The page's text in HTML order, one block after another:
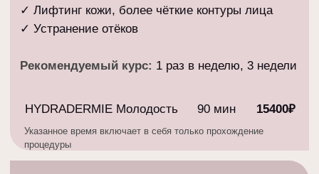
+7
Я даю согласие на обработку своих
персональных данных в соответствии с
Политикой обработки персональных данных.